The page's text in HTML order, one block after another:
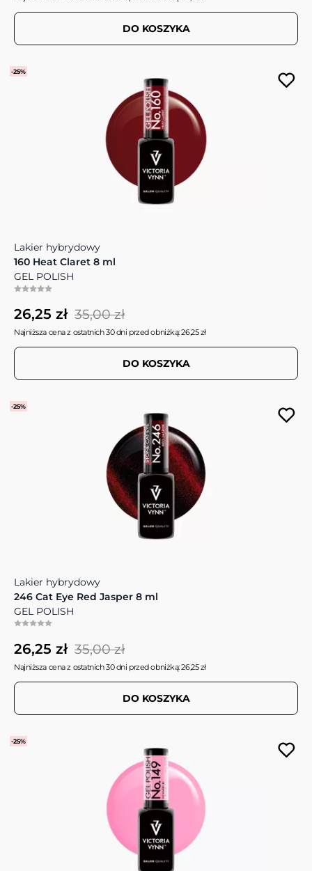
DO KOSZYKA
-25%
Lakier hybrydowy
160 Heat Claret 8 ml
GEL POLISH
26,25 zł 35,00 zł
Najniższa cena z ostatnich 30 dni przed obniżką: 26,25 zł
DO KOSZYKA
-25%
Lakier hybrydowy
246 Cat Eye Red Jasper 8 ml
GEL POLISH
26,25 zł 35,00 zł
Najniższa cena z ostatnich 30 dni przed obniżką: 26,25 zł
DO KOSZYKA
-25%